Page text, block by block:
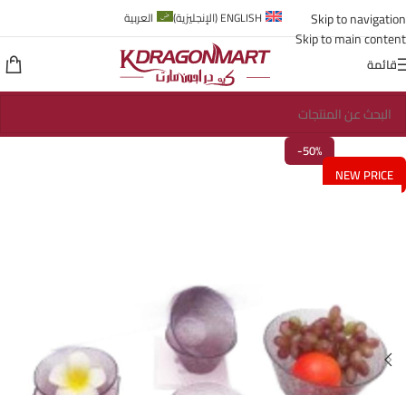
Skip to navigation
Skip to main content
ENGLISH
(الإنجليزية) العربية
قائمة
-50%
NEW PRICE